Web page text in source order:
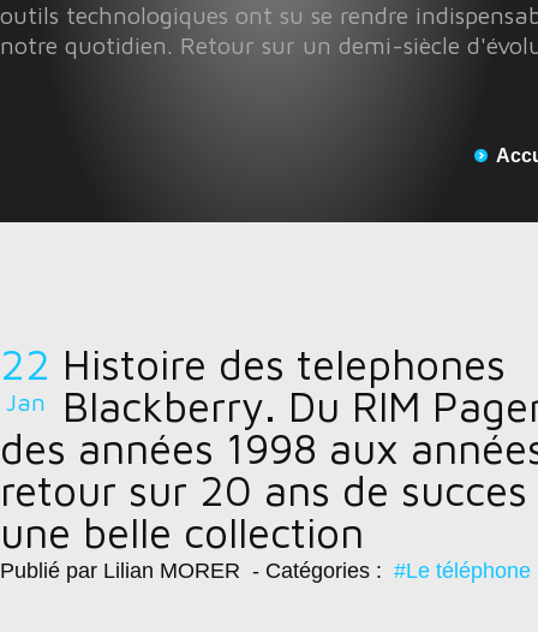
outils technologiques ont su se rendre
notre quotidien. Retour sur un demi-siècle
22
Jan
Histoire des telephones
Blackberry. Du RIM
des années 1998 aux
retour sur 20 ans de
une belle collection
Publié par Lilian MORER - Catégories : #Le téléphone